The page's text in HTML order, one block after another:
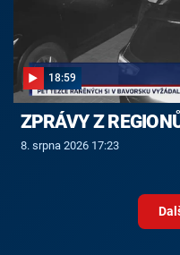
18:59
ZPRÁVY Z
8. srpna 2026 17:23